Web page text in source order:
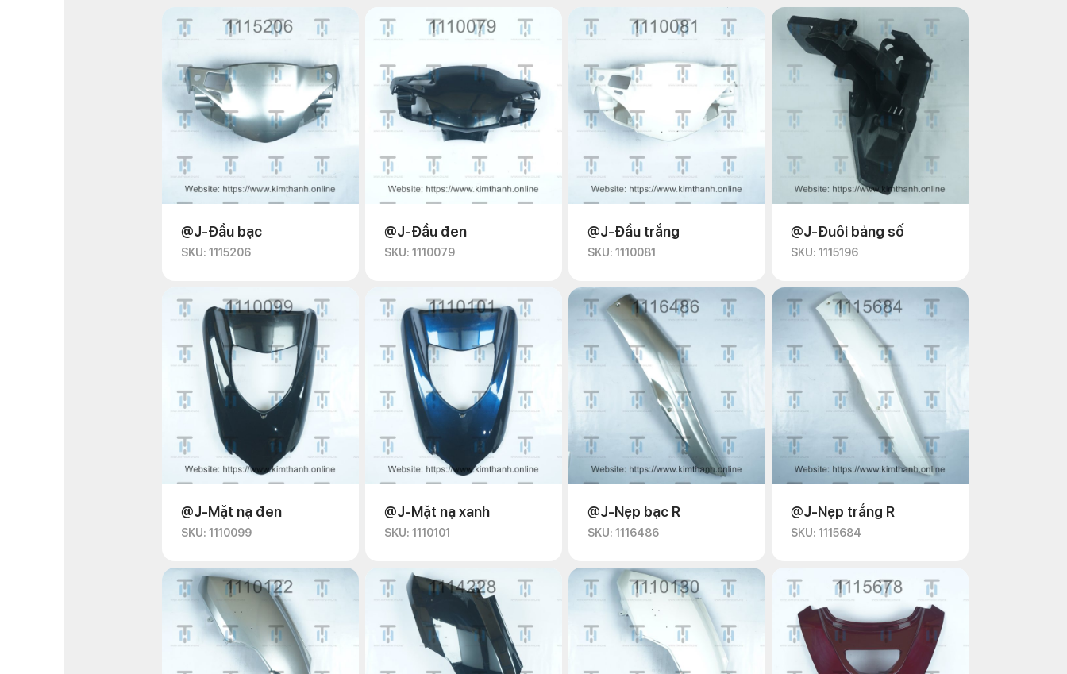
@J-Đầu bạc
SKU: 1115206
@J-Đầu đen
SKU: 1110079
@J-Đầu trắng
SKU: 1110081
@J-Đuôi bảng số
SKU: 1115196
@J-Mặt nạ đen
SKU: 1110099
@J-Mặt nạ xanh
SKU: 1110101
@J-Nẹp bạc R
SKU: 1116486
@J-Nẹp trắng R
SKU: 1115684